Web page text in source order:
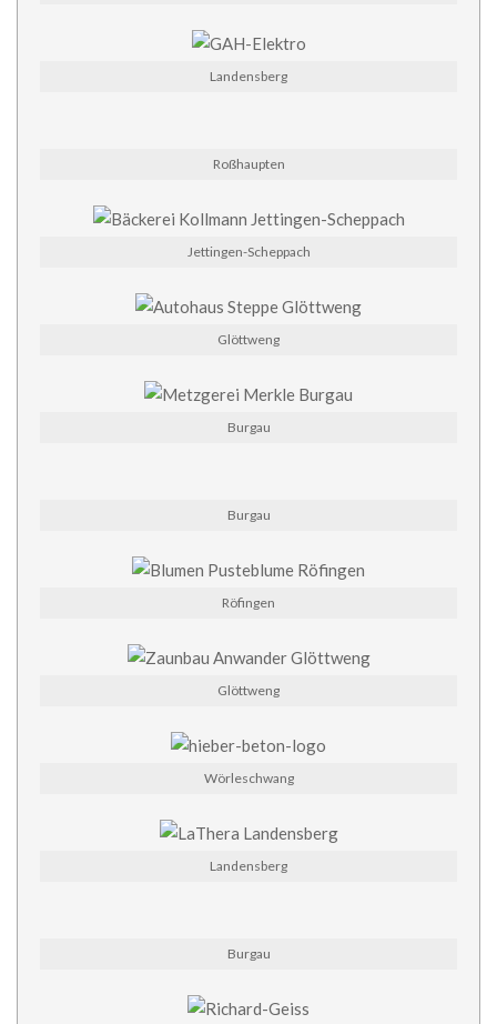
Landensberg
Roßhaupten
Jettingen-Scheppach
Glöttweng
Burgau
Burgau
Röfingen
Glöttweng
Wörleschwang
Landensberg
Burgau